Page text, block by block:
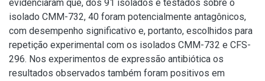
evidenciaram que, dos 91 isolados e testados sobre o
isolado CMM-732, 40 foram potencialmente antagônicos,
com desempenho significativo e, portanto, escolhidos para
repetição experimental com os isolados CMM-732 e CFS-
296. Nos experimentos de expressão antibiótica os
resultados observados também foram positivos em